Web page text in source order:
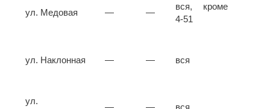
ул. Медовая — —
вся, кроме
4-51
ул. Наклонная — — вся
ул.
— — вся